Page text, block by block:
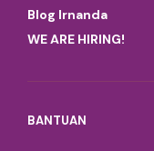
Blog Irnanda
WE ARE HIRING!
BANTUAN